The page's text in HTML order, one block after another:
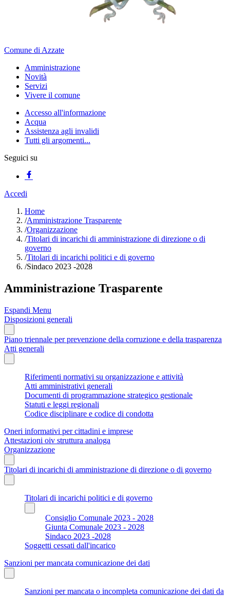
Comune di Azzate
Amministrazione
Novità
Servizi
Vivere il comune
Accesso all'informazione
Acqua
Assistenza agli invalidi
Tutti gli argomenti...
Seguici su
Accedi
Home
/Amministrazione Trasparente
/Organizzazione
/Titolari di incarichi di amministrazione di direzione o di
governo
/Titolari di incarichi politici e di governo
/Sindaco 2023 -2028
Amministrazione Trasparente
Espandi Menu
Disposizioni generali
Piano triennale per prevenzione della corruzione e della trasparenza
Atti generali
Riferimenti normativi su organizzazione e attività
Atti amministrativi generali
Documenti di programmazione strategico gestionale
Statuti e leggi regionali
Codice disciplinare e codice di condotta
Oneri informativi per cittadini e imprese
Attestazioni oiv struttura analoga
Organizzazione
Titolari di incarichi di amministrazione di direzione o di governo
Titolari di incarichi politici e di governo
Consiglio Comunale 2023 - 2028
Giunta Comunale 2023 - 2028
Sindaco 2023 -2028
Soggetti cessati dall'incarico
Sanzioni per mancata comunicazione dei dati
Sanzioni per mancata o incompleta comunicazione dei dati da